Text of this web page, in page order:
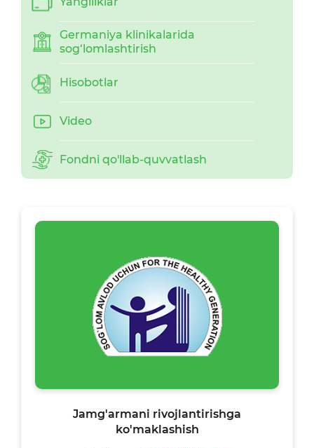
Germaniya klinikalarida
sog‘lomlashtirish
Hisobotlar
Video
Fondni qo'llab-quvvatlash
Jamg'armani rivojlantirishga
ko'maklashish